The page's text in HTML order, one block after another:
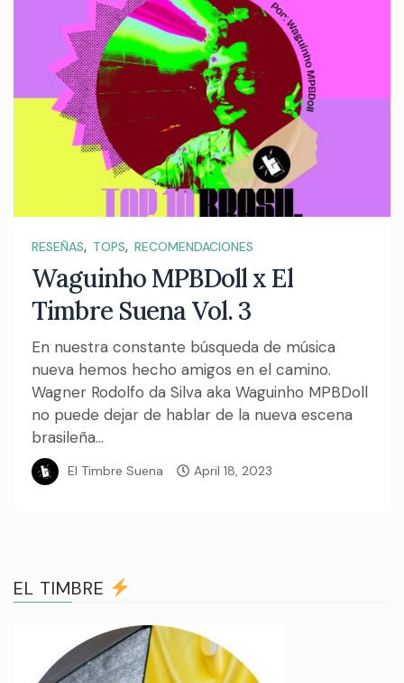
RESEÑAS, TOPS, RECOMENDACIONES
Waguinho MPBDoll x El
Timbre Suena Vol. 3
En nuestra constante búsqueda de música
nueva hemos hecho amigos en el camino.
Wagner Rodolfo da Silva aka Waguinho MPBDoll
no puede dejar de hablar de la nueva escena
brasileña...
El Timbre Suena April 18, 2023
EL TIMBRE